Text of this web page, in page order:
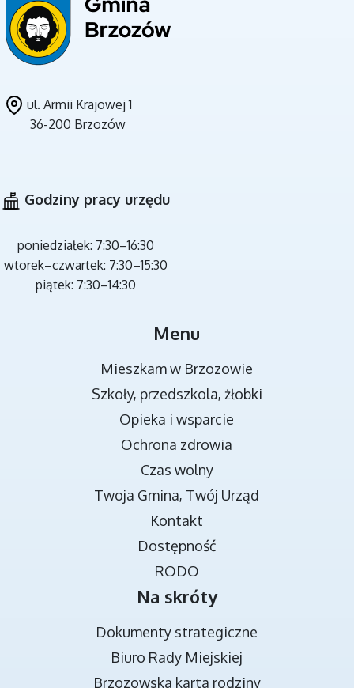
MIEJSCA REKREACJI
TRANSMISJA OBRAD RADY MIEJSKIEJ
ul. Armii Krajowej 1
36-200 Brzozów
Godziny pracy urzędu
poniedziałek: 7:30–16:30
wtorek–czwartek: 7:30–15:30
piątek: 7:30–14:30
Menu
Mieszkam w Brzozowie
Szkoły, przedszkola, żłobki
Opieka i wsparcie
Ochrona zdrowia
Czas wolny
Twoja Gmina, Twój Urząd
Kontakt
Dostępność
RODO
Na skróty
Dokumenty strategiczne
Biuro Rady Miejskiej
Brzozowska karta rodziny